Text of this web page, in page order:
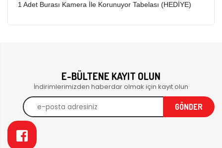
1 Adet Burası Kamera İle Korunuyor Tabelası (HEDİYE)
E-BÜLTENE KAYIT OLUN
İndirimlerimizden haberdar olmak için kayıt olun